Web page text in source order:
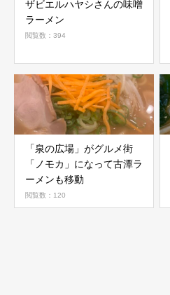
ザビエルハヤシさんの味噌
ラーメン
閲覧数：394
「泉の広場」がグルメ街
「ノモカ」になって古潭ラ
ーメンも移動
閲覧数：120